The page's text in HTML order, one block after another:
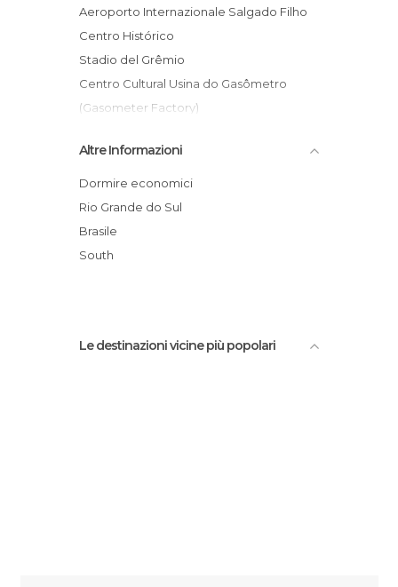
Musei a Porto Alegre
Negozi a Porto Alegre
Palazzi a Porto Alegre
Piazze a Porto Alegre
Pub a Porto Alegre
Stadi a Porto Alegre
Statue a Porto Alegre
Teatri a Porto Alegre
Vie a Porto Alegre
Aeroporto Internazionale Salgado Filho
Centro Histórico
Stadio del Grêmio
Centro Cultural Usina do Gasômetro
(Gasometer Factory)
Fondazione Ibere Camargo
Lago Guaíba
Caso Museo Mario Quintana
GIardino Botanico
Stadio Beira-Rio
Altre Informazioni
Dormire economici
Rio Grande do Sul
Brasile
South
Le destinazioni vicine più popolari